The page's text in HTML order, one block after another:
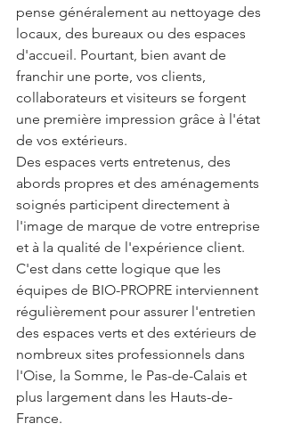
pense généralement au nettoyage des
locaux, des bureaux ou des espaces
d'accueil. Pourtant, bien avant de
franchir une porte, vos clients,
collaborateurs et visiteurs se forgent
une première impression grâce à l'état
de vos extérieurs.
Des espaces verts entretenus, des
abords propres et des aménagements
soignés participent directement à
l'image de marque de votre entreprise
et à la qualité de l'expérience client.
C'est dans cette logique que les
équipes de BIO-PROPRE interviennent
régulièrement pour assurer l'entretien
des espaces verts et des extérieurs de
nombreux sites professionnels dans
l'Oise, la Somme, le Pas-de-Calais et
plus largement dans les Hauts-de-
France.